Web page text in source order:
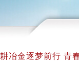
冶金逐梦前行 青